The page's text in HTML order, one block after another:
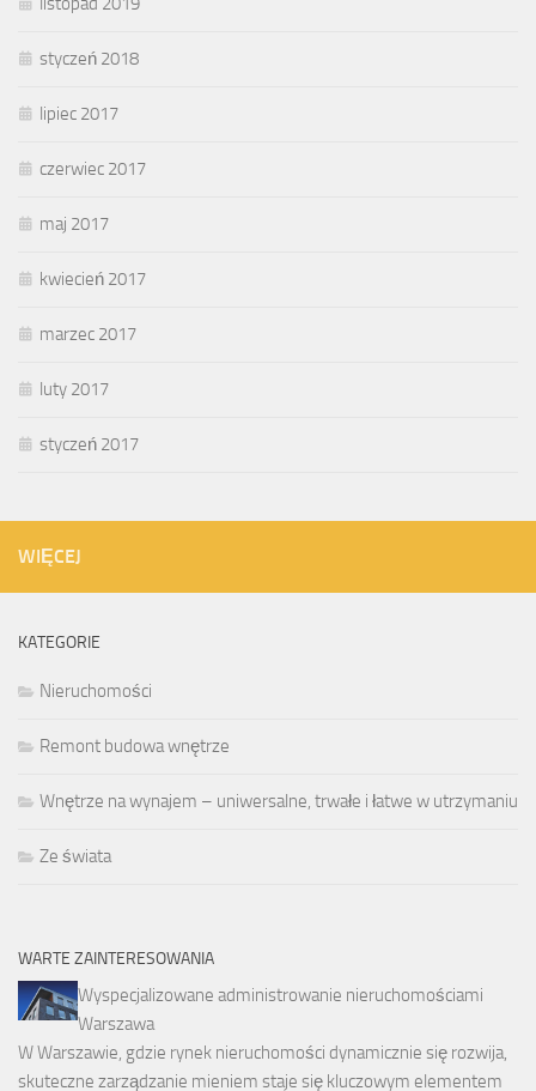
styczeń 2018
lipiec 2017
czerwiec 2017
maj 2017
kwiecień 2017
marzec 2017
luty 2017
styczeń 2017
WIĘCEJ
KATEGORIE
Nieruchomości
Remont budowa wnętrze
Wnętrze na wynajem – uniwersalne, trwałe i łatwe w utrzymaniu
Ze świata
WARTE ZAINTERESOWANIA
Wyspecjalizowane administrowanie nieruchomościami
Warszawa
W Warszawie, gdzie rynek nieruchomości dynamicznie się rozwija,
skuteczne zarządzanie mieniem staje się kluczowym elementem